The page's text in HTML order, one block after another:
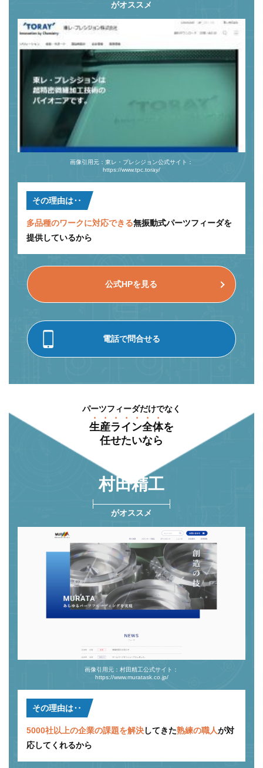
がオススメ
画像引用元：東レ・プレシジョン公式サイト：
https://www.tpc.toray/
その理由は‥
多品種のワークに対応できる無振動式パーツフィーダを
提供しているから
公式HPを見る
電話で問合せる
パーツフィーダだけでなく
⽣産ライン全体を
任せたいなら
村⽥精⼯
がオススメ
画像引用元：村田精工公式サイト：
https://www.muratask.co.jp/
その理由は‥
5000社以上の企業の課題を解決してきた熟練の職人が対
応してくれるから